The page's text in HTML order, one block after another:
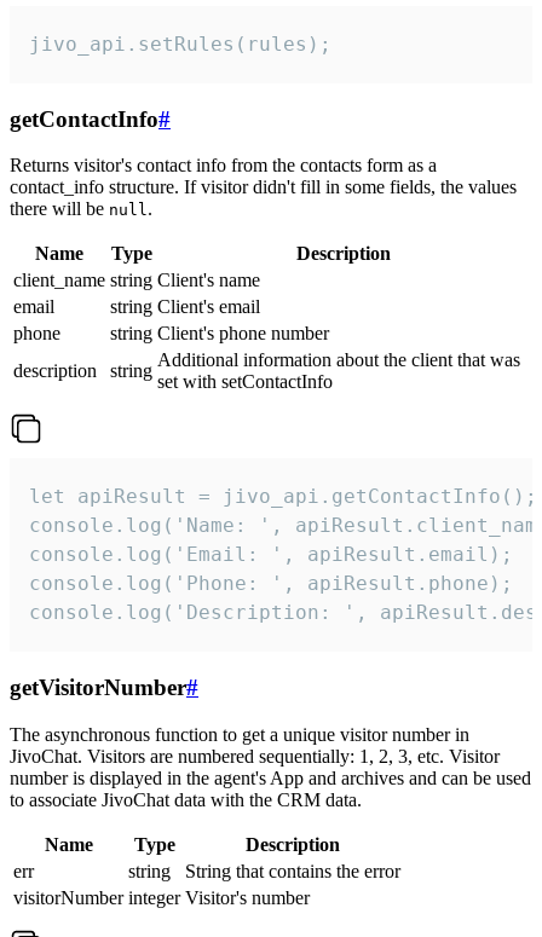
jivo_api.setRules(rules);
getContactInfo#
Returns visitor's contact info from the contacts form as a
contact_info structure. If visitor didn't fill in some fields, the values
there will be null.
Name Type
Description
client_name string Client's name
email
string Client's email
phone
string Client's phone number
description
string
Additional information about the client that was
set with setContactInfo
let apiResult = jivo_api.getContactInfo();
console.log('Name: ',
console.log('Email: ', apiResult.email);
console.log('Phone: ', apiResult.phone);
console.log('Description: ',
getVisitorNumber#
The asynchronous function to get a unique visitor number in
JivoChat. Visitors are numbered sequentially: 1, 2, 3, etc. Visitor
number is displayed in the agent's App and archives and can be used
to associate JivoChat data with the CRM data.
Name Type
Description
err
string
String that contains the error
visitorNumber integer Visitor's number